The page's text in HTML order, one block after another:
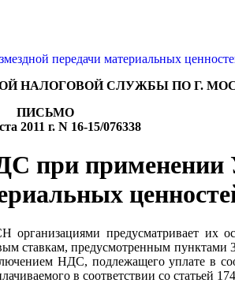
передачи материальных
НАЛОГОВОЙ СЛУЖБЫ ПО Г.
ПИСЬМО
2011 г. N 16-15/076338
при применении
предусматривает их
ставкам, предусмотренным
НДС, подлежащего уплате в
в соответствии со статьей